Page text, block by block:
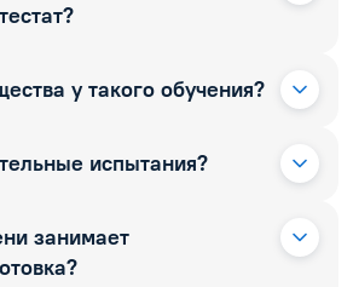
у такого обучения?
испытания?
занимает